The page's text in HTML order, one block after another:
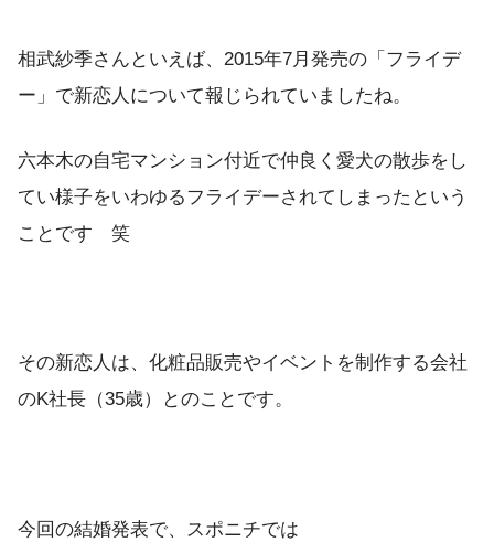
相武紗季さんといえば、2015年7月発売の「フライデ
ー」で新恋人について報じられていましたね。
六本木の自宅マンション付近で仲良く愛犬の散歩をし
てい様子をいわゆるフライデーされてしまったという
ことです 笑
その新恋人は、化粧品販売やイベントを制作する会社
のK社長（35歳）とのことです。
今回の結婚発表で、スポニチでは